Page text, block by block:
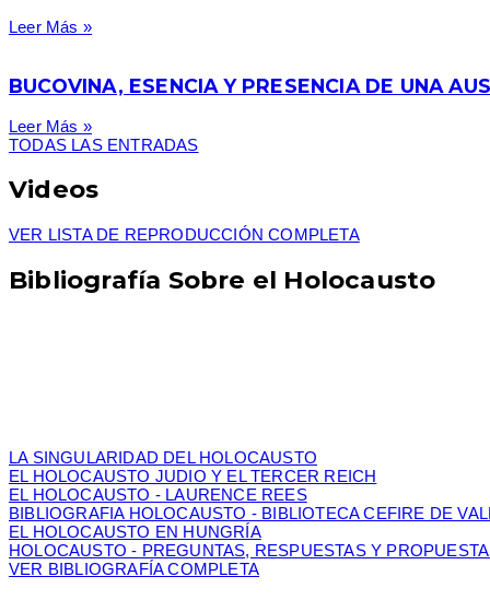
Leer Más »
BUCOVINA, ESENCIA Y PRESENCIA DE UNA
Leer Más »
TODAS LAS ENTRADAS
Videos
VER LISTA DE REPRODUCCIÓN COMPLETA
Bibliografía Sobre el Holocausto
LA SINGULARIDAD DEL HOLOCAUSTO
EL HOLOCAUSTO JUDIO Y EL TERCER REICH
EL HOLOCAUSTO - LAURENCE REES
BIBLIOGRAFIA HOLOCAUSTO - BIBLIOTECA CEFIRE DE
EL HOLOCAUSTO EN HUNGRÍA
HOLOCAUSTO - PREGUNTAS, RESPUESTAS Y
VER BIBLIOGRAFÍA COMPLETA